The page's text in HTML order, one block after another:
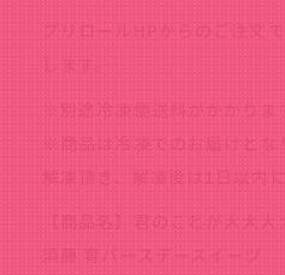
プリロールHPからのご注文
します。
※別途冷凍便送料がかかりま
※商品は冷凍でのお届けとな
解凍頂き、解凍後は1日以内
【商品名】君のことが大大
須藤 育バースデースイーツ